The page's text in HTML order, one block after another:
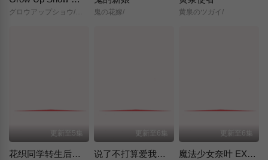
グロウアップショウ/～ひまわりのサーカス団～/ 鬼の花嫁/ 黄泉のツガイ/
更新至5集
花织同学转生后还是想干架
更新至6集
说了不打算爱我的公爵继承人，不知为何对我宠爱有加
更新至6集
魔法少女奈叶 EXCEEDS Gun Blaze Vengeance